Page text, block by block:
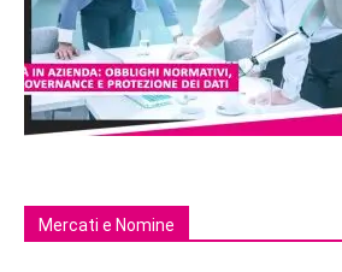
Mercati e Nomine